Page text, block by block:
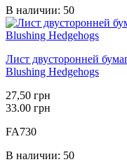
В наличии: 50
Лист двусторонней
Blushing Hedgehogs
27,50 грн
33.00 грн
FA730
В наличии: 50